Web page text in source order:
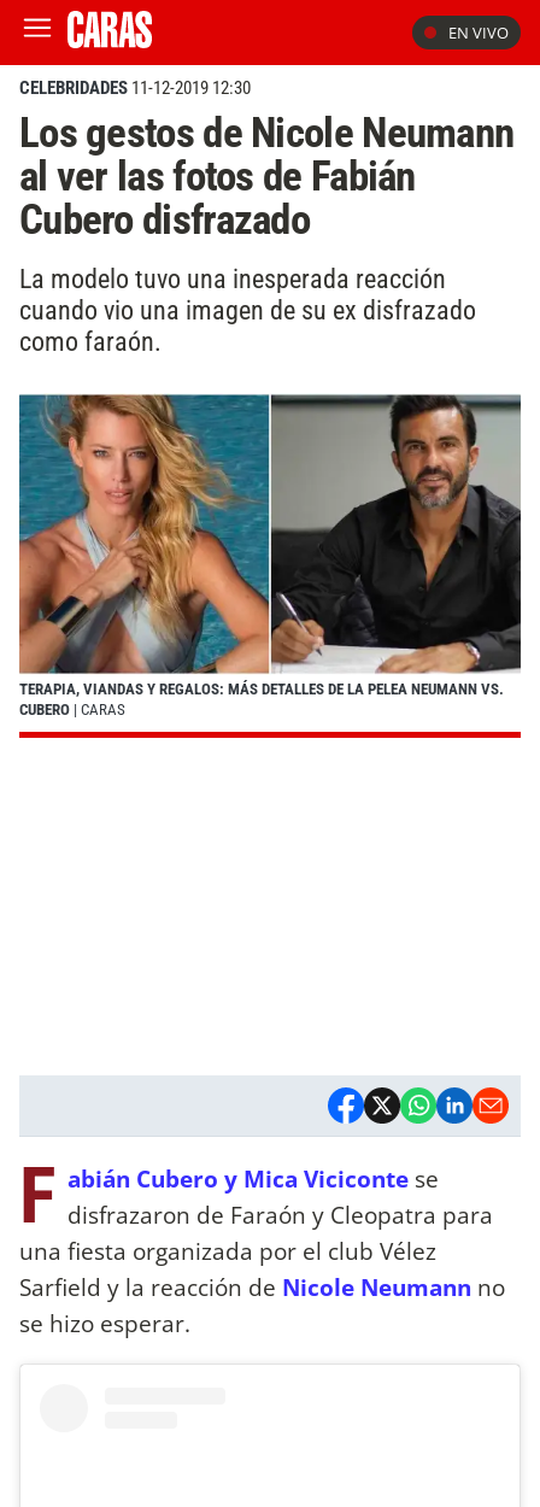
EN VIVO
CELEBRIDADES 11-12-2019 12:30
Los gestos de Nicole Neumann
al ver las fotos de Fabián
Cubero disfrazado
La modelo tuvo una inesperada reacción
cuando vio una imagen de su ex disfrazado
como faraón.
TERAPIA, VIANDAS Y REGALOS: MÁS DETALLES DE LA PELEA NEUMANN VS.
CUBERO | CARAS
F abián Cubero y Mica Viciconte se
disfrazaron de Faraón y Cleopatra para
una fiesta organizada por el club Vélez
Sarfield y la reacción de Nicole Neumann no
se hizo esperar.